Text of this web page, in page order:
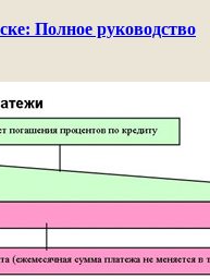
Полное руководство